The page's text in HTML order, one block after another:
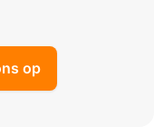
op